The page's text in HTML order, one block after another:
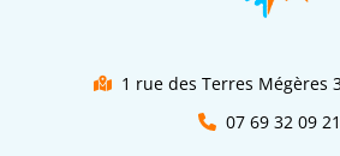
1 rue des Terres Mégères
07 69 32 09 21